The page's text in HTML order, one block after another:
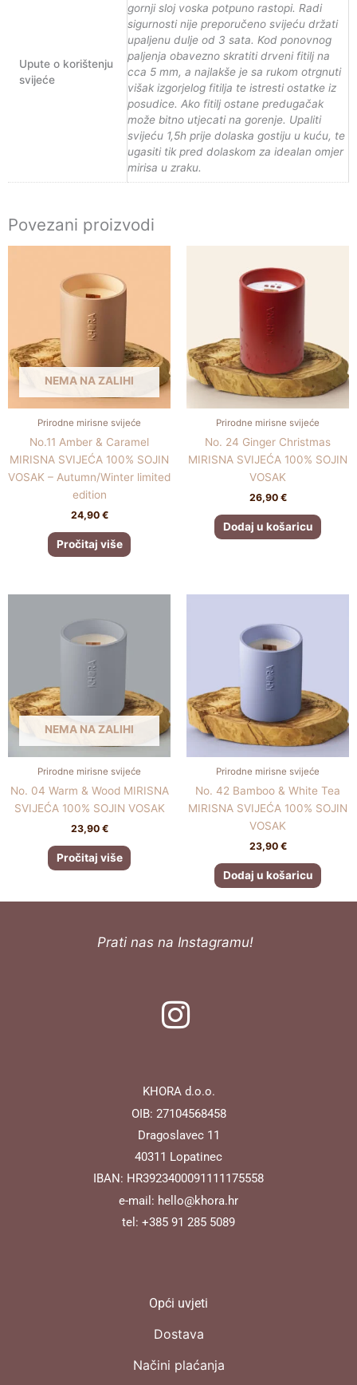
Upute o korištenju
svijeće
gornji sloj voska potpuno rastopi. Radi
sigurnosti nije preporučeno svijeću držati
upaljenu dulje od 3 sata. Kod ponovnog
paljenja obavezno skratiti drveni fitilj na
cca 5 mm, a najlakše je sa rukom otrgnuti
višak izgorjelog fitilja te istresti ostatke iz
posudice. Ako fitilj ostane predugačak
može bitno utjecati na gorenje. Upaliti
svijeću 1,5h prije dolaska gostiju u kuću, te
ugasiti tik pred dolaskom za idealan omjer
mirisa u zraku.
Povezani proizvodi
NEMA NA ZALIHI
Prirodne mirisne svijeće
No.11 Amber & Caramel
MIRISNA SVIJEĆA 100% SOJIN
VOSAK – Autumn/Winter limited
edition
24,90 €
Pročitaj više
Prirodne mirisne svijeće
No. 24 Ginger Christmas
MIRISNA SVIJEĆA 100% SOJIN
VOSAK
26,90 €
Dodaj u košaricu
NEMA NA ZALIHI
Prirodne mirisne svijeće
No. 04 Warm & Wood MIRISNA
SVIJEĆA 100% SOJIN VOSAK
23,90 €
Pročitaj više
Prirodne mirisne svijeće
No. 42 Bamboo & White Tea
MIRISNA SVIJEĆA 100% SOJIN
VOSAK
23,90 €
Dodaj u košaricu
Prati nas na Instagramu!
KHORA d.o.o.
OIB: 27104568458
Dragoslavec 11
40311 Lopatinec
IBAN: HR3923400091111175558
e-mail: hello@khora.hr
tel: +385 91 285 5089
Opći uvjeti
Dostava
Načini plaćanja